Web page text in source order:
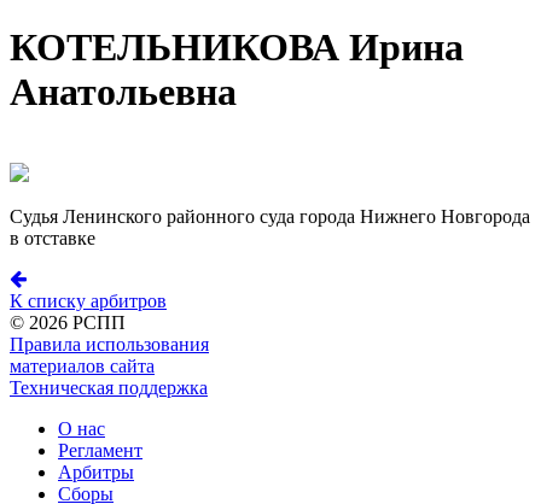
КОТЕЛЬНИКОВА Ирина
Анатольевна
Судья Ленинского районного суда города Нижнего Новгорода
в отставке
К списку арбитров
© 2026 РСПП
Правила использования
материалов сайта
Техническая поддержка
О нас
Регламент
Арбитры
Сборы